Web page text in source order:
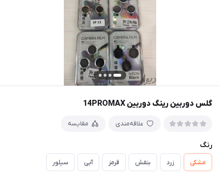
گلس دوربین رینگ دوربین 14PROMAX
علاقه‌مندی مقایسه
رنگ
مشکی زرد بنفش قرمز آبی سیلور